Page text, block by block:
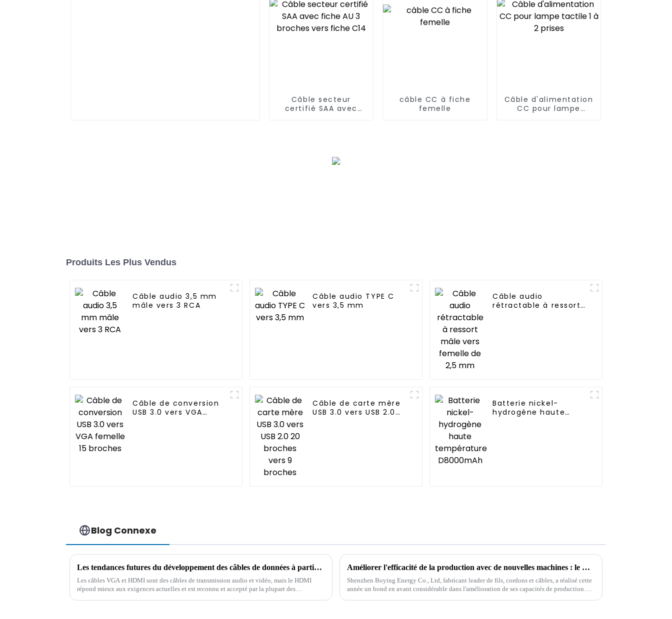
Câble secteur
certifié SAA avec
câble CC à fiche
femelle
Câble d'alimentation
CC pour lampe
Produits Les Plus Vendus
Câble audio 3,5 mm
mâle vers 3 RCA
Câble audio TYPE C
vers 3,5 mm
Câble audio
rétractable à ressort
Câble de conversion
USB 3.0 vers VGA
Câble de carte mère
USB 3.0 vers USB 2.0
Batterie nickel-
hydrogène haute
Blog Connexe
Les tendances futures du développement des câbles de données à partir des différences entre les câbles VGA et HDMI
Les câbles VGA et HDMI sont des câbles de transmission audio et vidéo, mais le HDMI
répond mieux aux exigences actuelles et est reconnu et accepté par la plupart des
Améliorer l'efficacité de la production avec de nouvelles machines : le moteur de l'innovation chez Shenzhen Boying Energy Co., Ltd.
Shenzhen Boying Energy Co., Ltd, fabricant leader de fils, cordons et câbles, a réalisé cette
année un bond en avant considérable dans l'amélioration de ses capacités de production.